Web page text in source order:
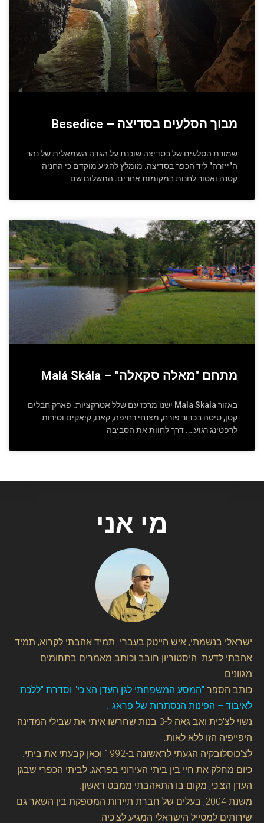
מבוך הסלעים בסדיצה – Besedice
שמורת הסלעים של בסדיצה שוכנת על הגדה השמאלית של נהר
ה"ייזרה" ליד הכפר בסדיצה. מומלץ להגיע מוקדם כי החניה
קטנה ואסור לחנות במקומות אחרים. התשלום שם
מתחם "מאלה סקאלה" – Malá Skála
באזור Mala Skala ישנו מרכז עם שלל אטרקציות. פארק חבלים
קטן, טיסה בכדור פורח, מצנחי רחיפה, קאנו, קיאקים וסירות
לרפטינג רגוע…. דרך לחוות את הסביבה
מי אני
ישראלי בנשמתי, איש הייטק בעברי. תמיד אהבתי לקרוא, תמיד
אהבתי לדעת. היסטוריון חובב וכותב מאמרים בתחומים
מגוונים.
כותב הספר "המסע המשפחתי לגן העדן הצ'כי" וסדרת "ללכת
לאיבוד – הפינות הנסתרות של פראג".
נשוי לצ'כית ואב גאה ל-3 בנות שחרשו איתי את שבילי המדינה
היפייפיה הזו ללא לאות.
לצ'כוסלובקיה הגעתי לראשונה ב-1992 וכאן קבעתי את ביתי.
כיום מחלק את חיי בין ביתי העירוני בפראג, לביתי הכפרי שבגן
העדן הצ'כי, מקום בו התאהבתי ממבט ראשון.
משנת 2004, בעלים של חברת תיירות המספקת בין השאר גם
שירותים למטייל הישראלי המגיע לצ'כיה.